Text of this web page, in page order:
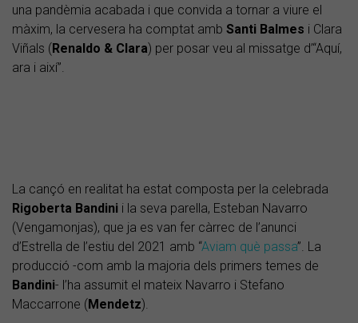
una pandèmia acabada i que convida a tornar a viure el
màxim, la cervesera ha comptat amb Santi Balmes i Clara
Viñals ( Renaldo & Clara) per posar veu al missatge d’“Aquí,
ara i així”.
La cançó en realitat ha estat composta per la celebrada
Rigoberta Bandini i la seva parella, Esteban Navarro
(Vengamonjas), que ja es van fer càrrec de l’anunci
d’Estrella de l’estiu del 2021 amb “Aviam què passa”. La
producció -com amb la majoria dels primers temes de
Bandini- l’ha assumit el mateix Navarro i Stefano
Maccarrone ( Mendetz).